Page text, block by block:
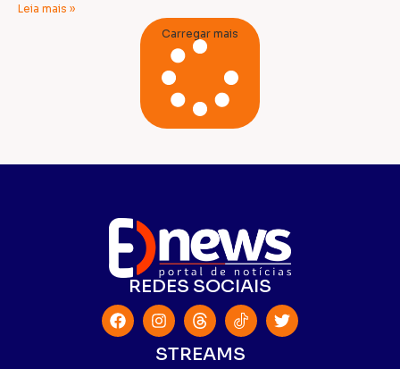
Leia mais »
Carregar mais
REDES SOCIAIS
STREAMS